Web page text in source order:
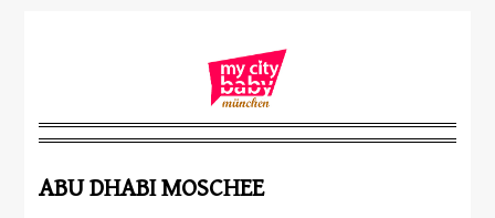
ABU DHABI MOSCHEE